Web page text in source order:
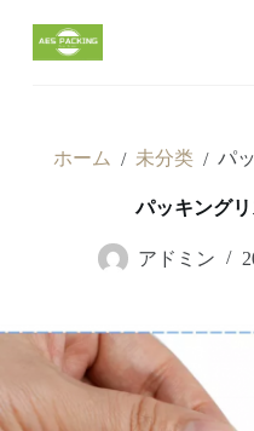
コ
ン
ホーム / 未分类 / パ
パッキング
アドミン